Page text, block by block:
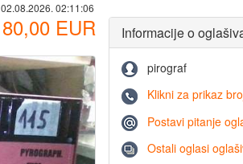
02.08.2026. 02:11:06
80,00 EUR Informacije o
pirograf
Klikni za prikaz
Postavi pitanje
Ostali oglasi